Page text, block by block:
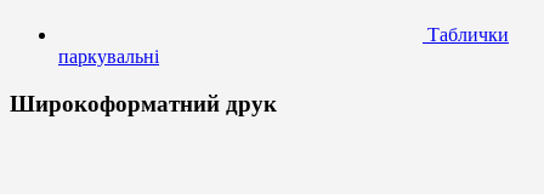
Таблички
паркувальні
Широкоформатний друк